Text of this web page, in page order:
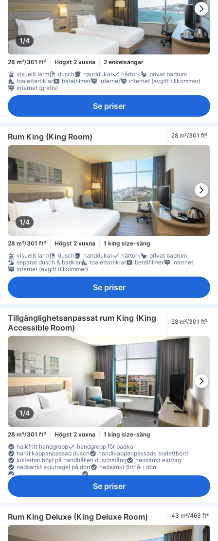
1/4
28 m²/301 ft² Högst 2 vuxna
2 enkelsängar
visuellt larm
dusch handdukar hårtork
privat badrum
toalettartiklar
betalfilmer internet
internet (avgift tillkommer)
internet (gratis)
Se priser
Rum King (King Room) 28 m²/301 ft²
1/4
28 m²/301 ft² Högst 2 vuxna
1 king size-säng
visuellt larm
dusch handdukar hårtork
privat badrum
separat dusch & badkar
toalettartiklar betalfilmer
internet
internet (avgift tillkommer)
Se priser
Tillgänglighetsanpassat rum King (King
Accessible Room)
28 m²/301 ft²
1/4
28 m²/301 ft² Högst 2 vuxna
1 king size-säng
halkfritt handgrepp
handgrepp för badkar
handikappanpassad dusch
handikappanpassade toalettbord
justerbar höjd på handhållen duschstång
nedsänkt eluttag
nedsänkt skjutregel på dörr
nedsänkt titthål i dörr
rullstolsanpassad dusch
spakhandtag på dörr
Se priser
Rum King Deluxe (King Deluxe Room) 43 m²/463 ft²